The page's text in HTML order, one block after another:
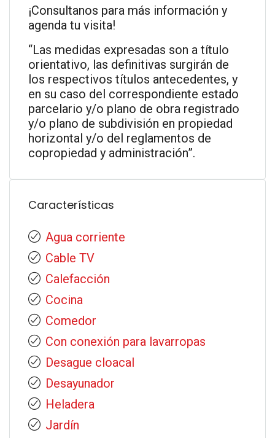
¡Consultanos para más información y
agenda tu visita!
“Las medidas expresadas son a título
orientativo, las definitivas surgirán de
los respectivos títulos antecedentes, y
en su caso del correspondiente estado
parcelario y/o plano de obra registrado
y/o plano de subdivisión en propiedad
horizontal y/o del reglamentos de
copropiedad y administración”.
Características
Agua corriente
Cable TV
Calefacción
Cocina
Comedor
Con conexión para lavarropas
Desague cloacal
Desayunador
Heladera
Jardín